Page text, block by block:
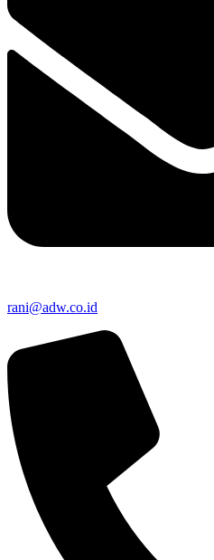
rani@adw.co.id